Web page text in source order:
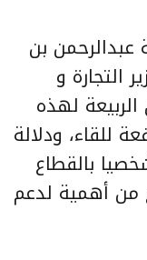
بن
التجارة و
لهذه
للقاء، ودلالة
بالقطاع
من أهمية لدعم